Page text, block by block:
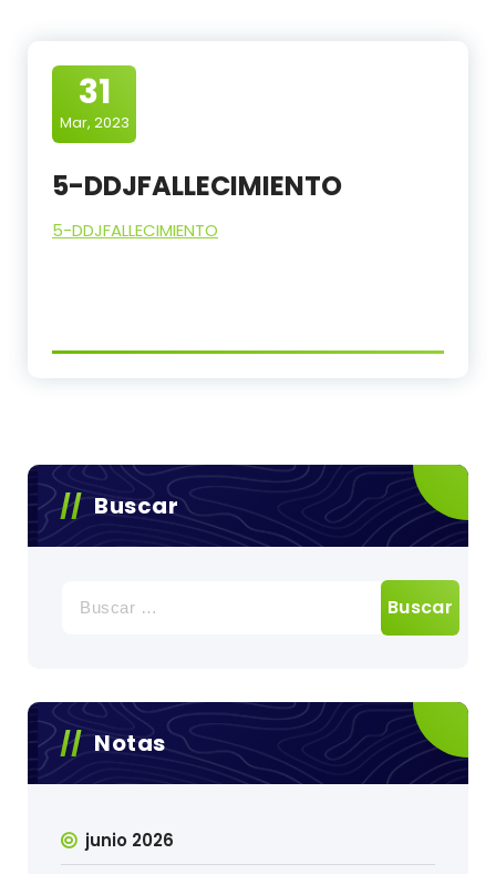
31
Mar, 2023
5-DDJFALLECIMIENTO
5-DDJFALLECIMIENTO
Buscar
Notas
junio 2026